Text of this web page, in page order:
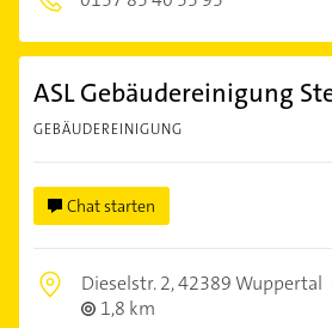
ASL Gebäudereinigung
GEBÄUDEREINIGUNG
Chat starten
Dieselstr. 2,42389 Wuppertal
1,8 km